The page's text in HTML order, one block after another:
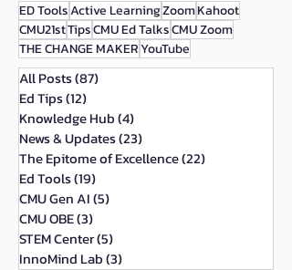
ED ToolsActive LearningZoomKahoot
CMU21stTipsCMU Ed TalksCMU Zoom
THE CHANGE MAKERYouTube
All Posts(87)
Ed Tips(12)
Knowledge Hub(4)
News & Updates(23)
The Epitome of Excellence(22)
Ed Tools(19)
CMU Gen AI(5)
CMU OBE(3)
STEM Center(5)
InnoMind Lab(3)